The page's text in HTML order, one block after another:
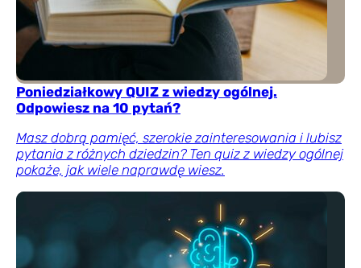
Poniedziałkowy QUIZ z wiedzy ogólnej.
Odpowiesz na 10 pytań?
Masz dobrą pamięć, szerokie zainteresowania i lubisz
pytania z różnych dziedzin? Ten quiz z wiedzy ogólnej
pokaże, jak wiele naprawdę wiesz.